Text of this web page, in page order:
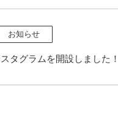
お知らせ
タグラムを開設しました！